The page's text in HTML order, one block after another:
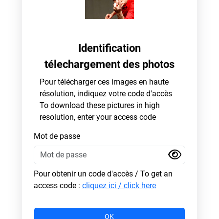
Identification
télechargement des photos
Pour télécharger ces images en haute
résolution, indiquez votre code d'accès
To download these pictures in high
resolution, enter your access code
Mot de passe
Pour obtenir un code d'accès / To get an
access code : cliquez ici / click here